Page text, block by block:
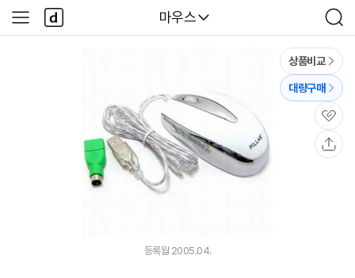
다나와
마우스
검
색
사
이
다
나
와
상품비교
대량구매
관
심
등록월 2005.04.